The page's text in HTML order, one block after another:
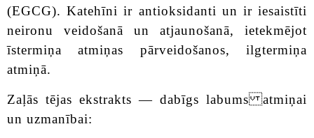
(EGCG). Katehīni ir antioksidanti un ir iesaistīti
neironu veidošanā un atjaunošanā, ietekmējot
īstermiņa atmiņas pārveidošanos, ilgtermiņa
atmiņā.
Zaļās tējas ekstrakts — dabīgs labums atmiņai
un uzmanībai: